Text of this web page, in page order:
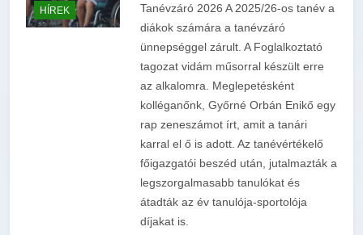
HÍREK
Tanévzáró 2026 A 2025/26-os tanév a
diákok számára a tanévzáró
ünnepséggel zárult. A Foglalkoztató
tagozat vidám műsorral készült erre
az alkalomra. Meglepetésként
kolléganőnk, Győrné Orbán Enikő egy
rap zeneszámot írt, amit a tanári
karral el ő is adott. Az tanévértékelő
főigazgatói beszéd után, jutalmazták a
legszorgalmasabb tanulókat és
átadták az év tanulója-sportolója
díjakat is.